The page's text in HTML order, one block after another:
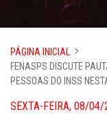
PÁGINA INICIAL
FENASPS DISCUTE
PESSOAS DO INSS
SEXTA-FEIRA, 08/